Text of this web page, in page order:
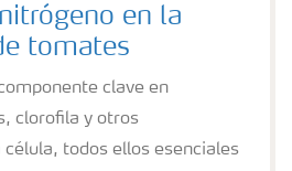
en la
tomates
clave en
clorofila y otros
todos ellos esenciales